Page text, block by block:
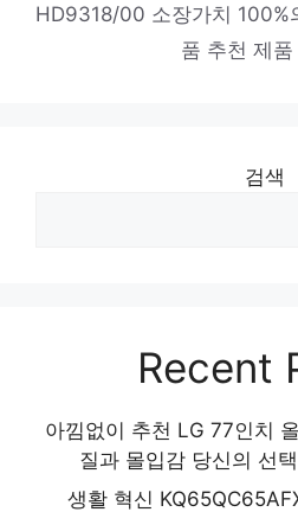
JBl FLIP6 블루투스스피
품 2024
HD9318/00 소장가치 100%
품 추천 제
검색
Recent
아낌없이 추천 LG 77인치
질과 몰입감 당신의 선
생활 혁신